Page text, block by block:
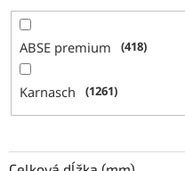
ABSE premium 418
Karnasch 1261